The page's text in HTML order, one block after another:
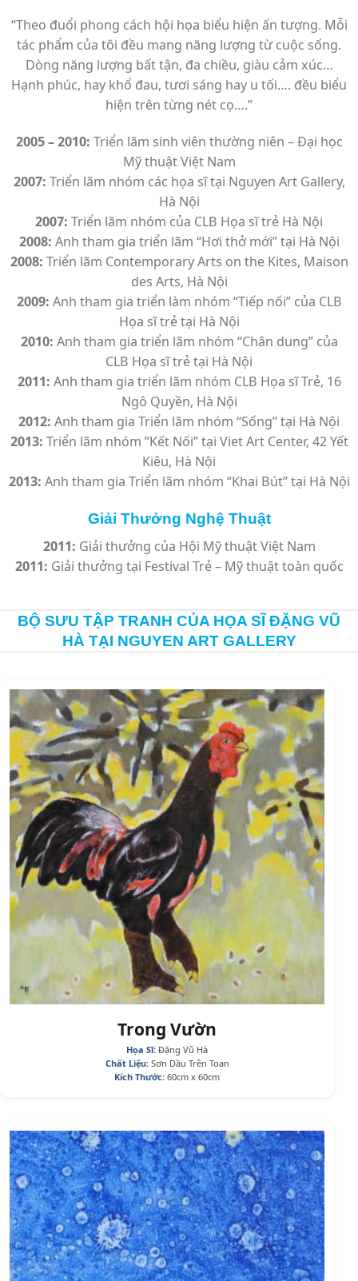
“Theo đuổi phong cách hội họa biểu hiện ấn tượng. Mỗi
tác phẩm của tôi đều mang năng lượng từ cuộc sống.
Dòng năng lượng bất tận, đa chiều, giàu cảm xúc…
Hạnh phúc, hay khổ đau, tươi sáng hay u tối…. đều biểu
hiện trên từng nét cọ….”
2005 – 2010: Triển lãm sinh viên thường niên – Đại học
Mỹ thuật Việt Nam
2007: Triển lãm nhóm các họa sĩ tại Nguyen Art Gallery,
Hà Nội
2007: Triển lãm nhóm của CLB Họa sĩ trẻ Hà Nội
2008: Anh tham gia triển lãm “Hơi thở mới” tại Hà Nội
2008: Triển lãm Contemporary Arts on the Kites, Maison
des Arts, Hà Nội
2009: Anh tham gia triển làm nhóm “Tiếp nối” của CLB
Họa sĩ trẻ tại Hà Nội
2010: Anh tham gia triển lãm nhóm “Chân dung” của
CLB Họa sĩ trẻ tại Hà Nội
2011: Anh tham gia triển lãm nhóm CLB Họa sĩ Trẻ, 16
Ngô Quyền, Hà Nội
2012: Anh tham gia Triển lãm nhóm “Sống” tại Hà Nội
2013: Triển lãm nhóm ”Kết Nối” tại Viet Art Center, 42 Yết
Kiêu, Hà Nội
2013: Anh tham gia Triển lãm nhóm “Khai Bút” tại Hà Nội
Giải Thưởng Nghệ Thuật
2011: Giải thưởng của Hội Mỹ thuật Việt Nam
2011: Giải thưởng tại Festival Trẻ – Mỹ thuật toàn quốc
BỘ SƯU TẬP TRANH CỦA HỌA SĨ ĐẶNG VŨ
HÀ TẠI NGUYEN ART GALLERY
Trong Vườn
Họa Sĩ: Đặng Vũ Hà
Chất Liệu:Sơn Dầu Trên Toan
Kích Thước: 60cm x 60cm